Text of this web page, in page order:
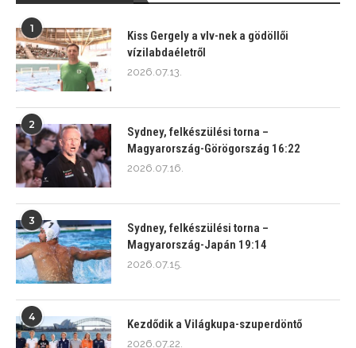
1
Kiss Gergely a vlv-nek a gödöllői
vízilabdaéletről
2026.07.13.
2
Sydney, felkészülési torna –
Magyarország-Görögország 16:22
2026.07.16.
3
Sydney, felkészülési torna –
Magyarország-Japán 19:14
2026.07.15.
4
Kezdődik a Világkupa-szuperdöntő
2026.07.22.